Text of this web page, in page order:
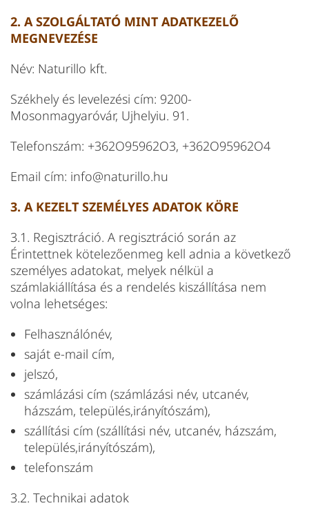
2. A SZOLGÁLTATÓ MINT ADATKEZELŐ
MEGNEVEZÉSE
Név: Naturillo kft.
Székhely és levelezési cím: 9200-
Mosonmagyaróvár, Ujhelyiu. 91.
Telefonszám: +362O95962O3, +362O95962O4
Email cím: info@naturillo.hu
3. A KEZELT SZEMÉLYES ADATOK KÖRE
3.1. Regisztráció. A regisztráció során az
Érintettnek kötelezőenmeg kell adnia a következő
személyes adatokat, melyek nélkül a
számlakiállítása és a rendelés kiszállítása nem
volna lehetséges:
Felhasználónév,
saját e-mail cím,
jelszó,
számlázási cím (számlázási név, utcanév,
házszám, település,irányítószám),
szállítási cím (szállítási név, utcanév, házszám,
település,irányítószám),
telefonszám
3.2. Technikai adatok